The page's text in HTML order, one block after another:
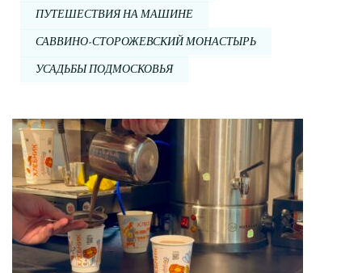
ПУТЕШЕСТВИЯ НА МАШИНЕ
САВВИНО-СТОРОЖЕВСКИЙ МОНАСТЫРЬ
УСАДЬБЫ ПОДМОСКОВЬЯ
Навигация
по
записи